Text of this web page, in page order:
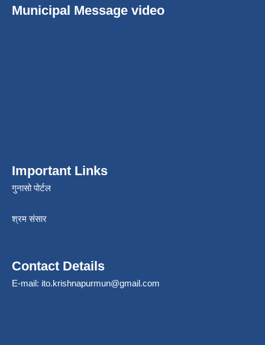
Municipal Message video
Important Links
गुनासो पोर्टल
श्रम संसार
Contact Details
E-mail: ito.krishnapurmun@gmail.com